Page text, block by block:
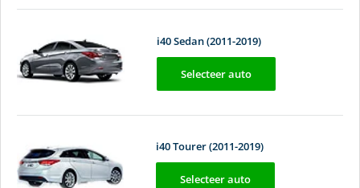
i40 Sedan (2011-2019)
Selecteer auto
i40 Tourer (2011-2019)
Selecteer auto